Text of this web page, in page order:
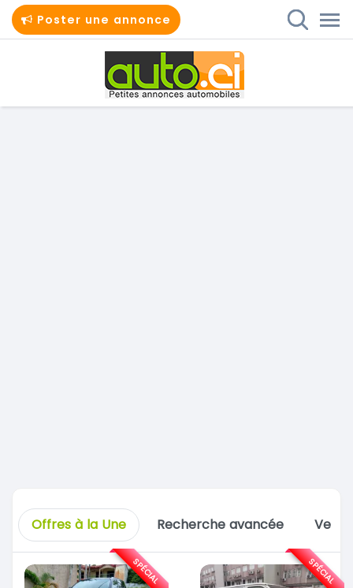
Poster une annonce
Offres à la Une Recherche avancée Vente
SPÉCIAL SPÉCIAL